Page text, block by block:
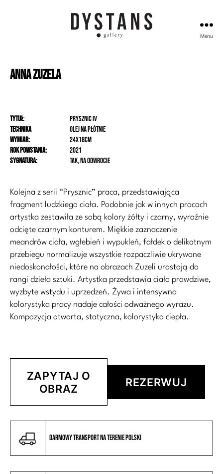
Menu
AnnaZuzela
Tytuł:
Prysznic IV
Technika
olej na płótnie
Wymiar:
24x18cm
Rok powstania:
2021
Sygnatura:
tak, na odwrocie
Kolejna z serii “Prysznic” praca, przedstawiająca
fragment ludzkiego ciała. Podobnie jak w innych pracach
artystka zestawiła ze sobą kolory żółty i czarny, wyraźnie
odcięte czarnym konturem. Miękkie zaznaczenie
meandrów ciała, wgłebień i wypukleń, fałdek o delikatnym
przebiegu normalizuje wszystkie rozpaczliwie ukrywane
niedoskonałości, które na obrazach Zuzeli urastają do
rangi dzieła sztuki. Artystka przedstawia ciało prawdziwe,
wyzbyte wstydu i uprzedzeń. Żywa i intensywna
kolorystyka pracy nadaje całości odważnego wyrazu.
Kompozycja otwarta, statyczna, kolorystyka ciepła.
ZAPYTAJ O
OBRAZ
REZERWUJ
Darmowy transport na terenie Polski